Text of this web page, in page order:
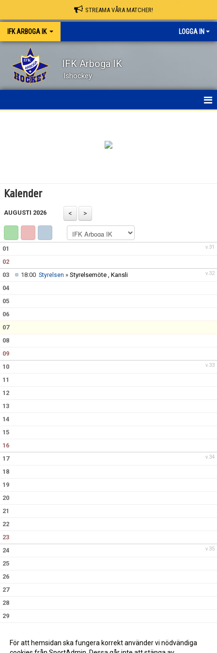
STREAMA VÅRA MATCHER!
IFK ARBOGA IK LOGGA IN
IFK Arboga IK
Ishockey
DOKUMENT
VÅRA LAG
MATCHER
ISSCHEMA
DEN BLÅVITA VÄGEN
BILJETTER
BLI HOCKEYDOMARE
A-LAGETS MATCHER 25/26
KLUBBPROFIL
SUPPORTERKLUBBEN
MEDLEMSSKAP
ENKRONASMATCH 2026
Kalender
AUGUSTI 2026
v.31
01
02
v.32
03 18:00 Styrelsen » Styrelsemöte , Kansli
04
05
06
07
08
09
v.33
10
11
12
13
14
15
16
v.34
17
18
19
20
21
22
23
v.35
24
25
26
27
28
29
För att hemsidan ska fungera korrekt använder vi nödvändiga